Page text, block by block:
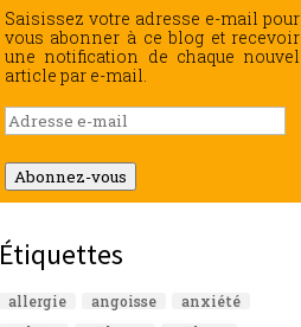
Saisissez votre adresse e-mail pour
vous abonner à ce blog et recevoir
une notification de chaque nouvel
article par e-mail.
Adresse
e-
mail
Abonnez-vous
Étiquettes
allergie angoisse
anxiété